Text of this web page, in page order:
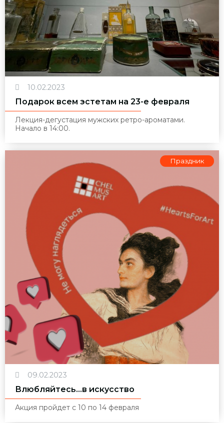
10.02.2023
Подарок всем эстетам на 23-е февраля
Лекция-дегустация мужских ретро-ароматами.
Начало в 14:00.
Праздник
09.02.2023
Влюбляйтесь...в искусство
Акция пройдет с 10 по 14 февраля